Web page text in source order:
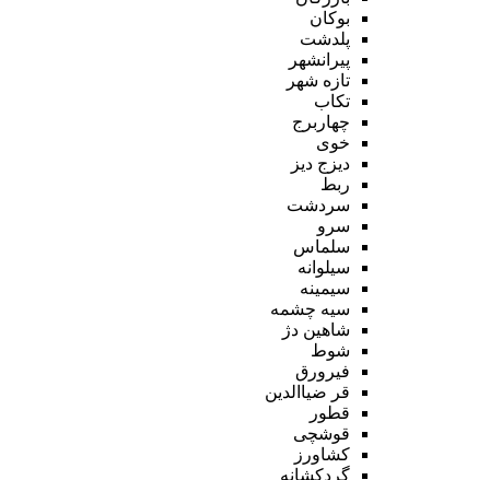
بوکان
پلدشت
پیرانشهر
تازه شهر
تکاب
چهاربرج
خوی
دیزج دیز
ربط
سردشت
سرو
سلماس
سیلوانه
سیمینه
سیه چشمه
شاهین دژ
شوط
فیرورق
قر ضیاالدین
قطور
قوشچی
کشاورز
گردکشانه